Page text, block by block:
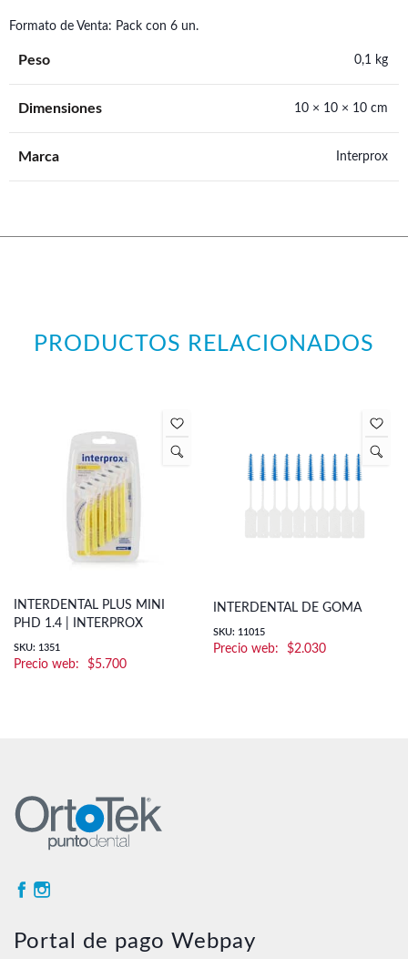
Formato de Venta: Pack con 6 un.
Peso 0,1 kg
Dimensiones 10 × 10 × 10 cm
Marca Interprox
PRODUCTOS RELACIONADOS
INTERDENTAL PLUS MINI
PHD 1.4 | INTERPROX
SKU: 1351
$5.700
INTERDENTAL DE GOMA
SKU: 11015
$2.030
Portal de pago Webpay